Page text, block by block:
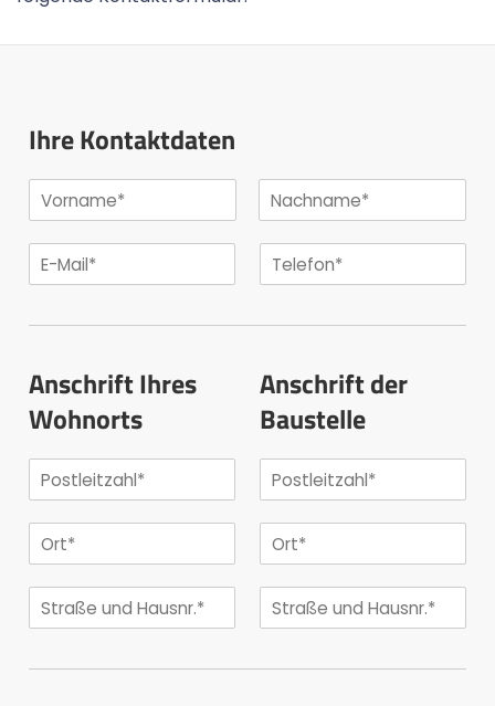
Ihre Kontaktdaten
Anschrift Ihres
Wohnorts
Anschrift der
Baustelle